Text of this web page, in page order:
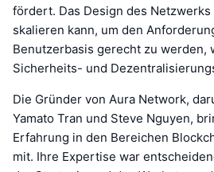
fördert. Das Design des
skalieren kann, um den
Benutzerbasis gerecht zu werden,
Sicherheits- und
Die Gründer von Aura Network,
Yamato Tran und Steve Nguyen,
Erfahrung in den Bereichen
mit. Ihre Expertise war